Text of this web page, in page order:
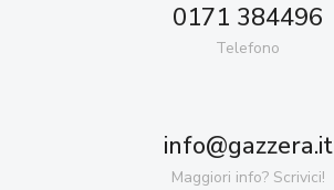
0171 384496
Telefono
info@gazzera.it
Maggiori info? Scrivici!